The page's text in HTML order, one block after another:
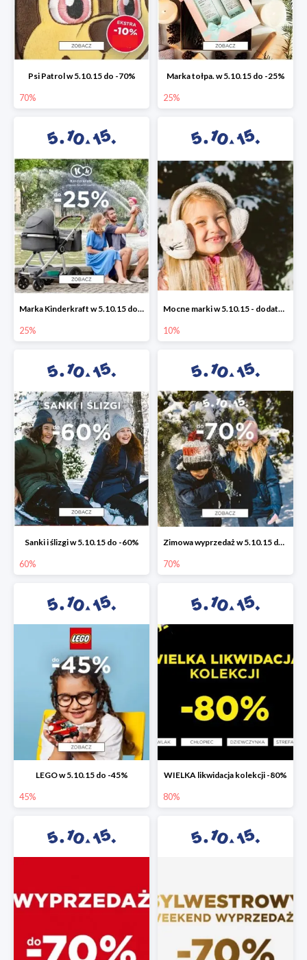
Psi Patrol w 5.10.15 do -70%
70%
Marka tołpa. w 5.10.15 do -25%
25%
Marka Kinderkraft w 5.10.15 do -25%
25%
Mocne marki w 5.10.15 - dodatkowe -10% rabatu
10%
Sanki i ślizgi w 5.10.15 do -60%
60%
Zimowa wyprzedaż w 5.10.15 do -70%
70%
LEGO w 5.10.15 do -45%
45%
WIELKA likwidacja kolekcji -80%
80%